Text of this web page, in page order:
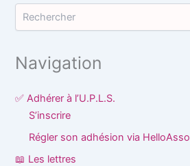
Rechercher
Navigation
✅ Adhérer à l’U.P.L.S.
S’inscrire
Régler son adhésion via HelloAsso
📖 Les lettres